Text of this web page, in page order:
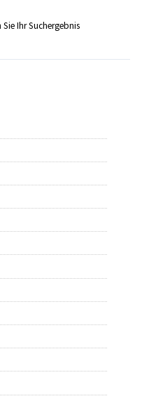
Ihr Suchergebnis